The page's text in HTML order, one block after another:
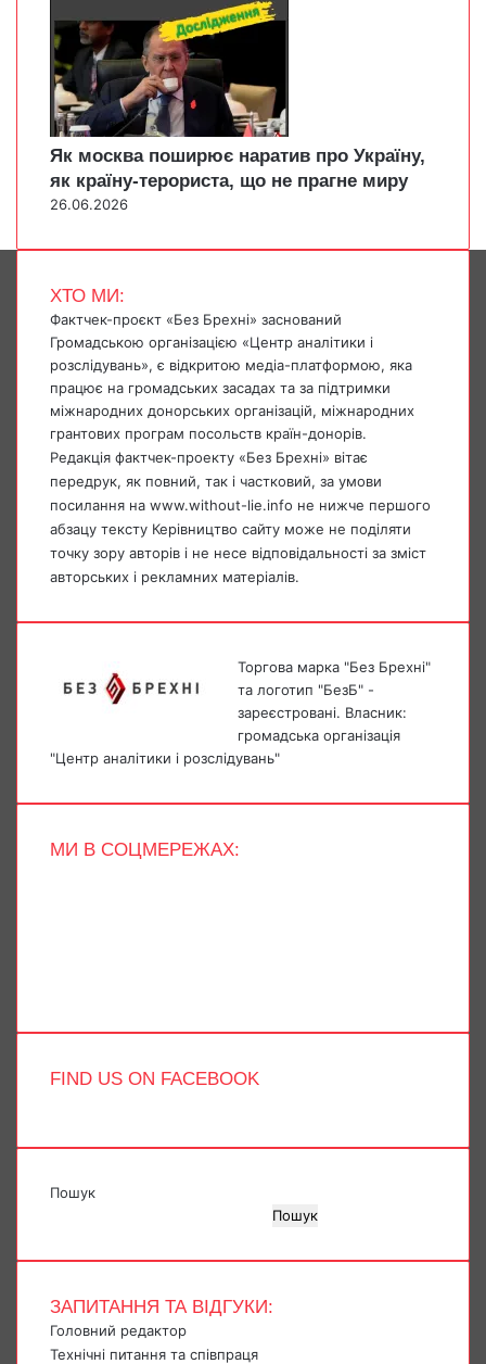
Як москва поширює наратив про Україну,
як країну-терориста, що не прагне миру
26.06.2026
ХТО МИ:
Фактчек-проєкт «Без Брехні» заснований
Громадською організацією «Центр аналітики і
розслідувань», є відкритою медіа-платформою, яка
працює на громадських засадах та за підтримки
міжнародних донорських організацій, міжнародних
грантових програм посольств країн-донорів.
Редакція фактчек-проекту «Без Брехні» вітає
передрук, як повний, так і частковий, за умови
посилання на www.without-lie.info не нижче першого
абзацу тексту Керівництво сайту може не поділяти
точку зору авторів і не несе відповідальності за зміст
авторських і рекламних матеріалів.
Торгова марка "Без Брехні"
та логотип "БезБ" -
зареєстровані. Власник:
громадська організація
"Центр аналітики і розслідувань"
МИ В СОЦМЕРЕЖАХ:
FIND US ON FACEBOOK
Пошук
Пошук
ЗАПИТАННЯ ТА ВІДГУКИ:
Головний редактор
Технічні питання та співпраця